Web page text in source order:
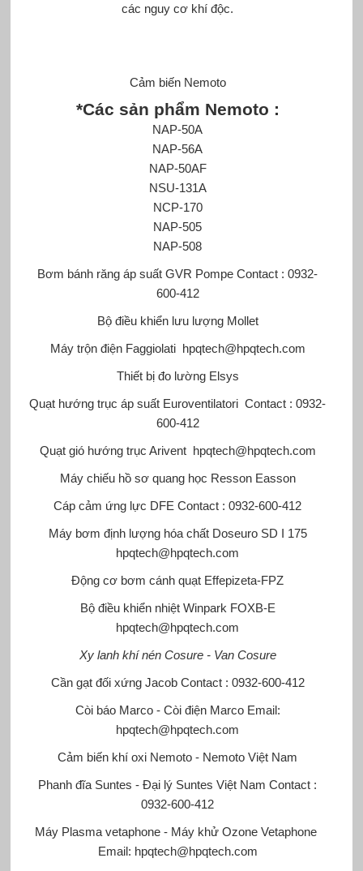
các nguy cơ khí độc.
Cảm biến Nemoto
*Các sản phẩm Nemoto :
NAP-50A
NAP-56A
NAP-50AF
NSU-131A
NCP-170
NAP-505
NAP-508
Bơm bánh răng áp suất GVR Pompe Contact : 0932-
600-412
Bộ điều khiển lưu lượng Mollet
Máy trộn điện Faggiolatihpqtech@hpqtech.com
Thiết bị đo lường Elsys
Quạt hướng trục áp suất Euroventilatori Contact : 0932-
600-412
Quạt gió hướng trục Ariventhpqtech@hpqtech.com
Máy chiếu hồ sơ quang học Resson Easson
Cáp cảm ứng lực DFE Contact : 0932-600-412
Máy bơm định lượng hóa chất DoseuroSD I 175
hpqtech@hpqtech.com
Động cơ bơm cánh quạt Effepizeta-FPZ
Bộ điều khiển nhiệt Winpark FOXB-E
hpqtech@hpqtech.com
Xy lanh khí nén Cosure - Van Cosure
Cần gạt đối xứng JacobContact : 0932-600-412
Còi báo Marco - Còi điện MarcoEmail:
hpqtech@hpqtech.com
Cảm biến khí oxi Nemoto - Nemoto Việt Nam
Phanh đĩa Suntes - Đại lý Suntes Việt Nam Contact :
0932-600-412
Máy Plasma vetaphone - Máy khử Ozone Vetaphone
Email: hpqtech@hpqtech.com